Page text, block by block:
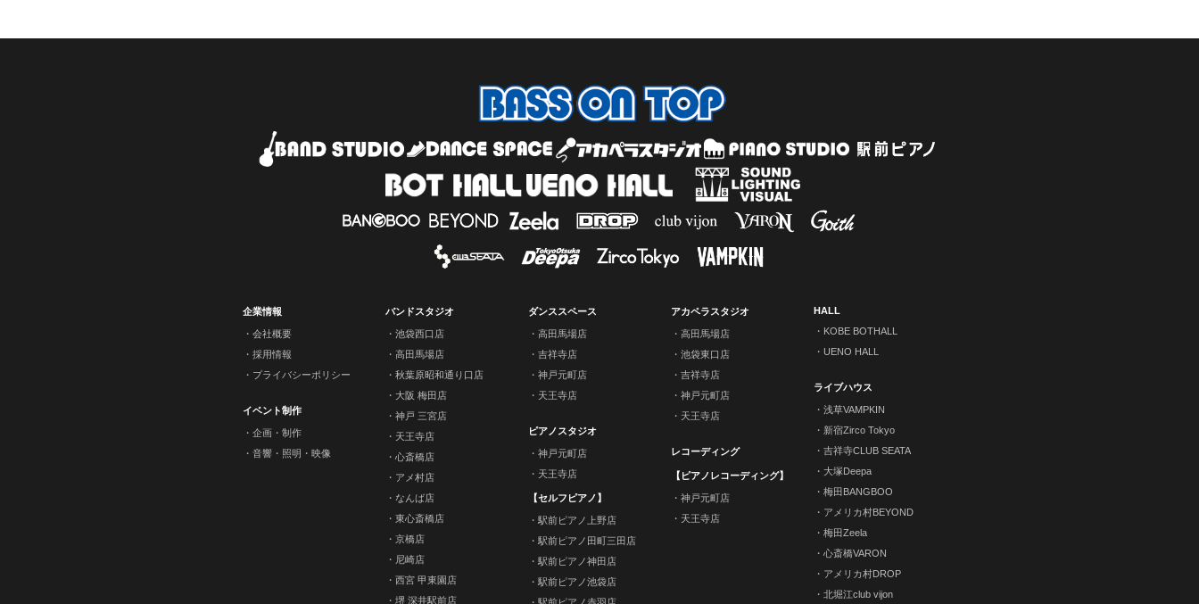
企業情報
会社概要
採用情報
プライバシーポリシー
イベント制作
企画・制作
音響・照明・映像
バンドスタジオ
池袋西口店
高田馬場店
秋葉原昭和通り口店
大阪 梅田店
神戸 三宮店
天王寺店
心斎橋店
アメ村店
なんば店
東心斎橋店
京橋店
尼崎店
西宮 甲東園店
堺 深井駅前店
ダンススペース
高田馬場店
吉祥寺店
神戸元町店
天王寺店
ピアノスタジオ
神戸元町店
天王寺店
【セルフピアノ】
駅前ピアノ上野店
駅前ピアノ田町三田店
駅前ピアノ神田店
駅前ピアノ池袋店
アカペラスタジオ
高田馬場店
池袋東口店
吉祥寺店
神戸元町店
天王寺店
レコーディング
【ピアノレコーディング】
神戸元町店
天王寺店
HALL
KOBE BOTHALL
UENO HALL
ライブハウス
浅草VAMPKIN
新宿Zirco Tokyo
吉祥寺CLUB SEATA
大塚Deepa
梅田BANGBOO
アメリカ村BEYOND
梅田Zeela
心斎橋VARON
アメリカ村DROP
北堀江club vijon